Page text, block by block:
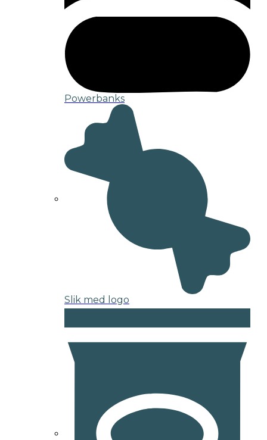
Powerbanks
Slik med logo